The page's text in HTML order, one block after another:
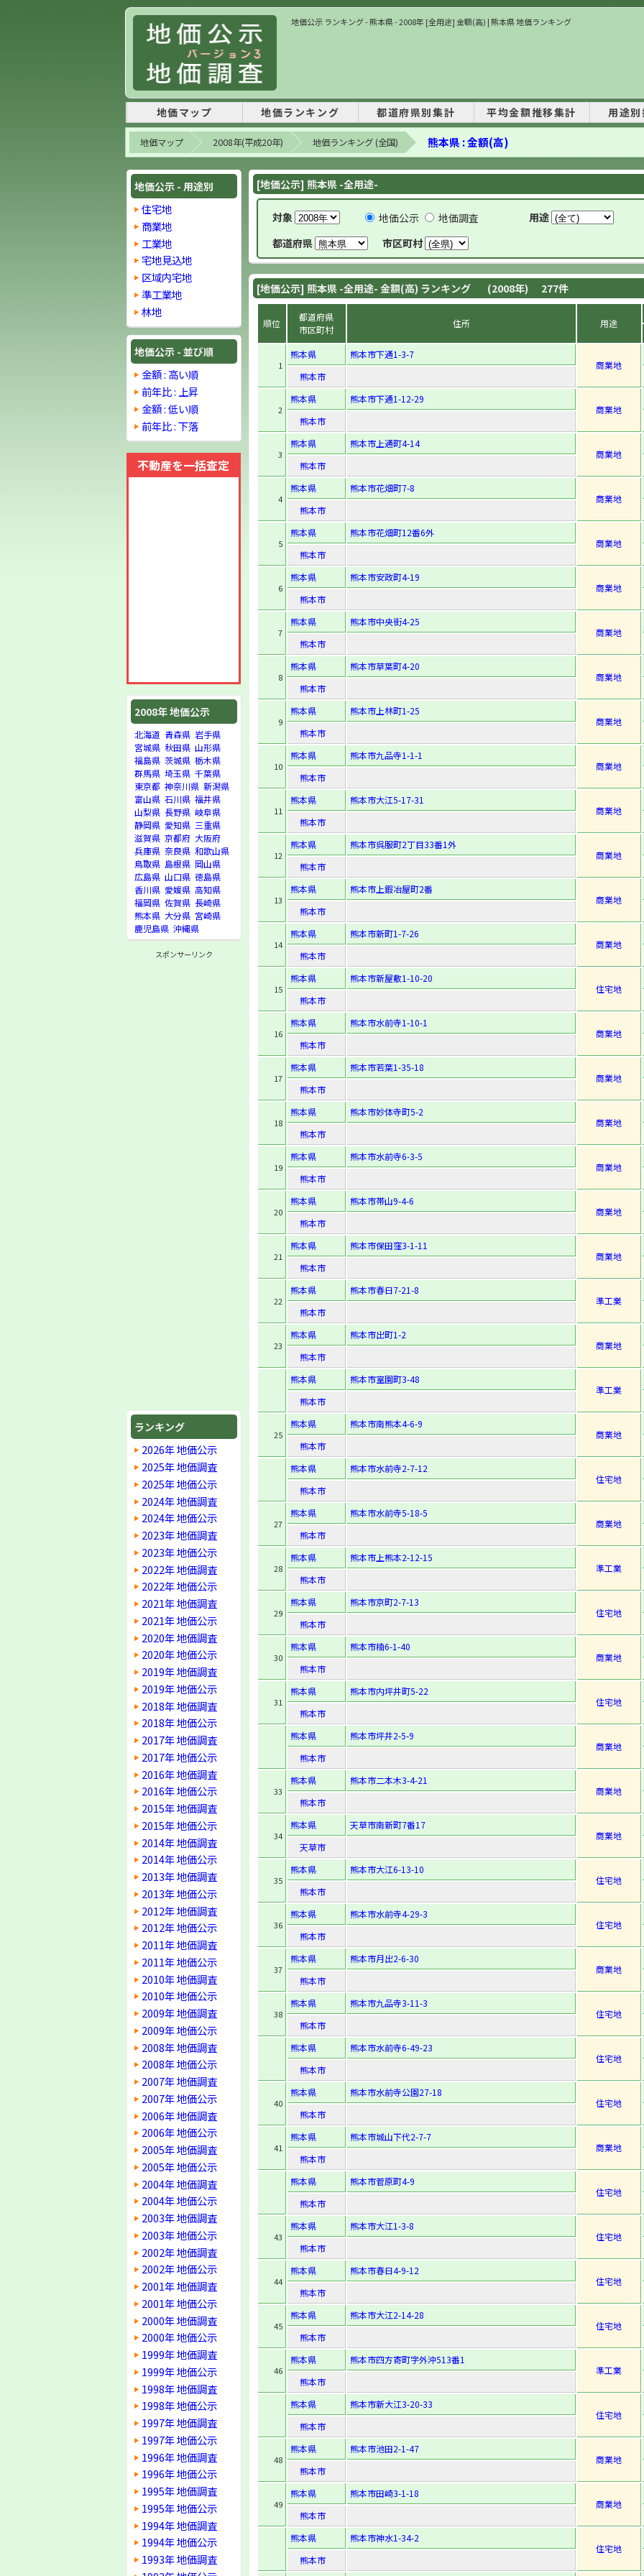
地価公示 ランキング - 熊本県 - 2008年 [全用途] 金額(高) | 熊本県 地価ランキング
地価マップ 地価ランキング 都道府県別集計 平均金額推移集計 用途
地価マップ 2008年(平成20年) 地価ランキング (全国) 熊本県 : 金額(高)
地価公示 - 用途別
住宅地
商業地
工業地
宅地見込地
区域内宅地
準工業地
林地
地価公示 - 並び順
金額 : 高い順
前年比 : 上昇
金額 : 低い順
前年比 : 下落
不動産を一括査定
2008年 地価公示
北海道 青森県 岩手県
宮城県 秋田県 山形県
福島県 茨城県 栃木県
群馬県 埼玉県 千葉県
東京都 神奈川県 新潟県
富山県 石川県 福井県
山梨県 長野県 岐阜県
静岡県 愛知県 三重県
滋賀県 京都府 大阪府
兵庫県 奈良県 和歌山県
鳥取県 島根県 岡山県
広島県 山口県 徳島県
香川県 愛媛県 高知県
福岡県 佐賀県 長崎県
熊本県 大分県 宮崎県
鹿児島県 沖縄県
スポンサーリンク
ランキング
2026年 地価公示
2025年 地価調査
2025年 地価公示
2024年 地価調査
2024年 地価公示
2023年 地価調査
2023年 地価公示
2022年 地価調査
2022年 地価公示
2021年 地価調査
2021年 地価公示
2020年 地価調査
2020年 地価公示
2019年 地価調査
2019年 地価公示
2018年 地価調査
2018年 地価公示
2017年 地価調査
2017年 地価公示
2016年 地価調査
2016年 地価公示
2015年 地価調査
2015年 地価公示
2014年 地価調査
2014年 地価公示
2013年 地価調査
2013年 地価公示
2012年 地価調査
2012年 地価公示
2011年 地価調査
2011年 地価公示
2010年 地価調査
2010年 地価公示
2009年 地価調査
2009年 地価公示
2008年 地価調査
2008年 地価公示
2007年 地価調査
2007年 地価公示
2006年 地価調査
2006年 地価公示
2005年 地価調査
2005年 地価公示
2004年 地価調査
2004年 地価公示
2003年 地価調査
2003年 地価公示
2002年 地価調査
2002年 地価公示
2001年 地価調査
2001年 地価公示
2000年 地価調査
2000年 地価公示
1999年 地価調査
1999年 地価公示
1998年 地価調査
1998年 地価公示
1997年 地価調査
1997年 地価公示
1996年 地価調査
1996年 地価公示
1995年 地価調査
1995年 地価公示
1994年 地価調査
1994年 地価公示
1993年 地価調査
[地価公示] 熊本県 -全用途-
対象 地価公示 地価調査
用途
都道府県
市区町村
[地価公示] 熊本県 -全用途- 金額(高) ランキング (2008年) 277件
順位
都道府県
市区町村
住所 用途
1
熊本県
熊本市下通1-3-7
商業地
熊本市
2
熊本県
熊本市下通1-12-29
商業地
熊本市
3
熊本県
熊本市上通町4-14
商業地
熊本市
4
熊本県
熊本市花畑町7-8
商業地
熊本市
5
熊本県
熊本市花畑町12番6外
商業地
熊本市
6
熊本県
熊本市安政町4-19
商業地
熊本市
7
熊本県
熊本市中央街4-25
商業地
熊本市
8
熊本県
熊本市草葉町4-20
商業地
熊本市
9
熊本県
熊本市上林町1-25
商業地
熊本市
10
熊本県
熊本市九品寺1-1-1
商業地
熊本市
11
熊本県
熊本市大江5-17-31
商業地
熊本市
12
熊本県
熊本市呉服町2丁目33番1外
商業地
熊本市
13
熊本県
熊本市上鍜冶屋町2番
商業地
熊本市
14
熊本県
熊本市新町1-7-26
商業地
熊本市
15
熊本県
熊本市新屋敷1-10-20
住宅地
熊本市
16
熊本県
熊本市水前寺1-10-1
商業地
熊本市
17
熊本県
熊本市若葉1-35-18
商業地
熊本市
18
熊本県
熊本市妙体寺町5-2
商業地
熊本市
19
熊本県
熊本市水前寺6-3-5
商業地
熊本市
20
熊本県
熊本市帯山9-4-6
商業地
熊本市
21
熊本県
熊本市保田窪3-1-11
商業地
熊本市
22
熊本県
熊本市春日7-21-8
準工業
熊本市
23
熊本県
熊本市出町1-2
商業地
熊本市
熊本県
熊本市室園町3-48
準工業
熊本市
25
熊本県
熊本市南熊本4-6-9
商業地
熊本市
熊本県
熊本市水前寺2-7-12
住宅地
熊本市
27
熊本県
熊本市水前寺5-18-5
商業地
熊本市
28
熊本県
熊本市上熊本2-12-15
準工業
熊本市
29
熊本県
熊本市京町2-7-13
住宅地
熊本市
30
熊本県
熊本市楠6-1-40
商業地
熊本市
31
熊本県
熊本市内坪井町5-22
住宅地
熊本市
熊本県
熊本市坪井2-5-9
商業地
熊本市
33
熊本県
熊本市二本木3-4-21
商業地
熊本市
34
熊本県
天草市南新町7番17
商業地
天草市
35
熊本県
熊本市大江6-13-10
住宅地
熊本市
36
熊本県
熊本市水前寺4-29-3
住宅地
熊本市
37
熊本県
熊本市月出2-6-30
商業地
熊本市
38
熊本県
熊本市九品寺3-11-3
住宅地
熊本市
熊本県
熊本市水前寺6-49-23
住宅地
熊本市
40
熊本県
熊本市水前寺公園27-18
住宅地
熊本市
41
熊本県
熊本市城山下代2-7-7
商業地
熊本市
熊本県
熊本市菅原町4-9
住宅地
熊本市
43
熊本県
熊本市大江1-3-8
住宅地
熊本市
44
熊本県
熊本市春日4-9-12
住宅地
熊本市
45
熊本県
熊本市大江2-14-28
住宅地
熊本市
46
熊本県
熊本市四方寄町字外沖513番1
準工業
熊本市
熊本県
熊本市新大江3-20-33
住宅地
熊本市
48
熊本県
熊本市池田2-1-47
商業地
熊本市
49
熊本県
熊本市田崎3-1-18
商業地
熊本市
熊本県
熊本市神水1-34-2
住宅地
熊本市